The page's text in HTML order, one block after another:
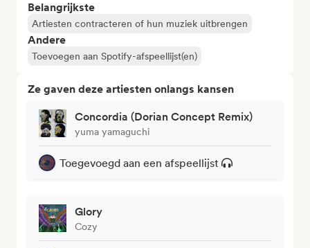
Belangrijkste
Artiesten contracteren of hun muziek uitbrengen
Andere
Toevoegen aan Spotify-afspeellijst(en)
Ze gaven deze artiesten onlangs kansen
Concordia (Dorian Concept Remix)
yuma yamaguchi
Toegevoegd aan een afspeellijst
Glory
Cozy